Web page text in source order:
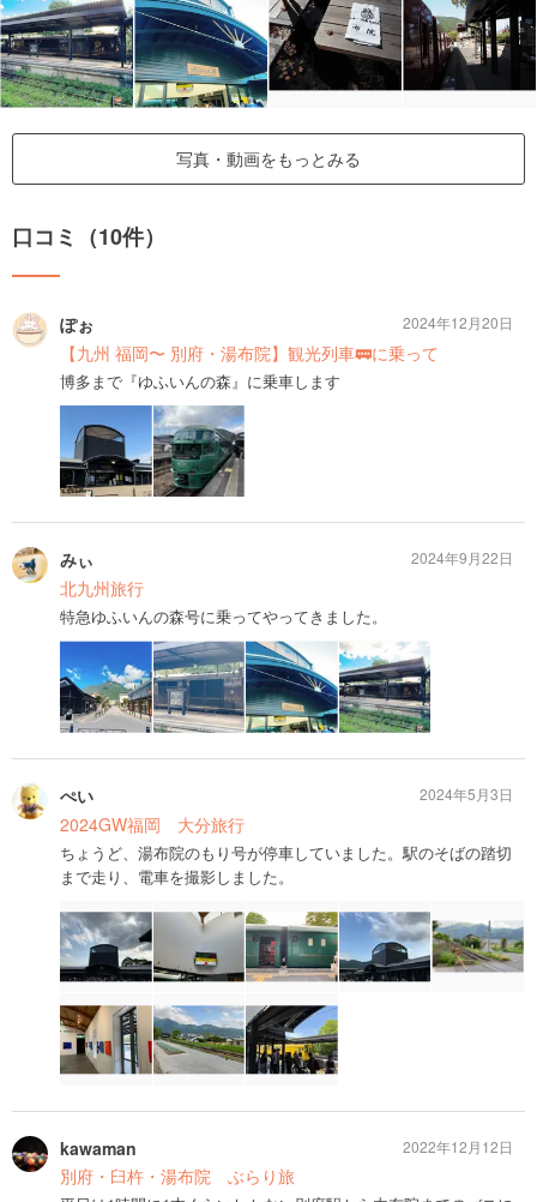
写真・動画をもっとみる
口コミ（10件）
ぽぉ
【九州 福岡〜 別府・湯布院】観光列車🚃に乗って
博多まで『ゆふいんの森』に乗車します
2024年12月20日
みぃ
北九州旅行
特急ゆふいんの森号に乗ってやってきました。
2024年9月22日
ぺい
2024GW福岡 大分旅行
ちょうど、湯布院のもり号が停車していました。駅のそばの踏切
まで走り、電車を撮影しました。
2024年5月3日
kawaman
別府・臼杵・湯布院 ぶらり旅
2022年12月12日